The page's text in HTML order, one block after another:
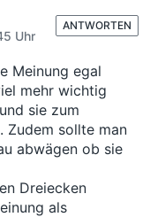
Uhr
Meinung egal
mehr wichtig
sie zum
Zudem sollte man
abwägen ob sie
Dreiecken
als
ANTWORTEN